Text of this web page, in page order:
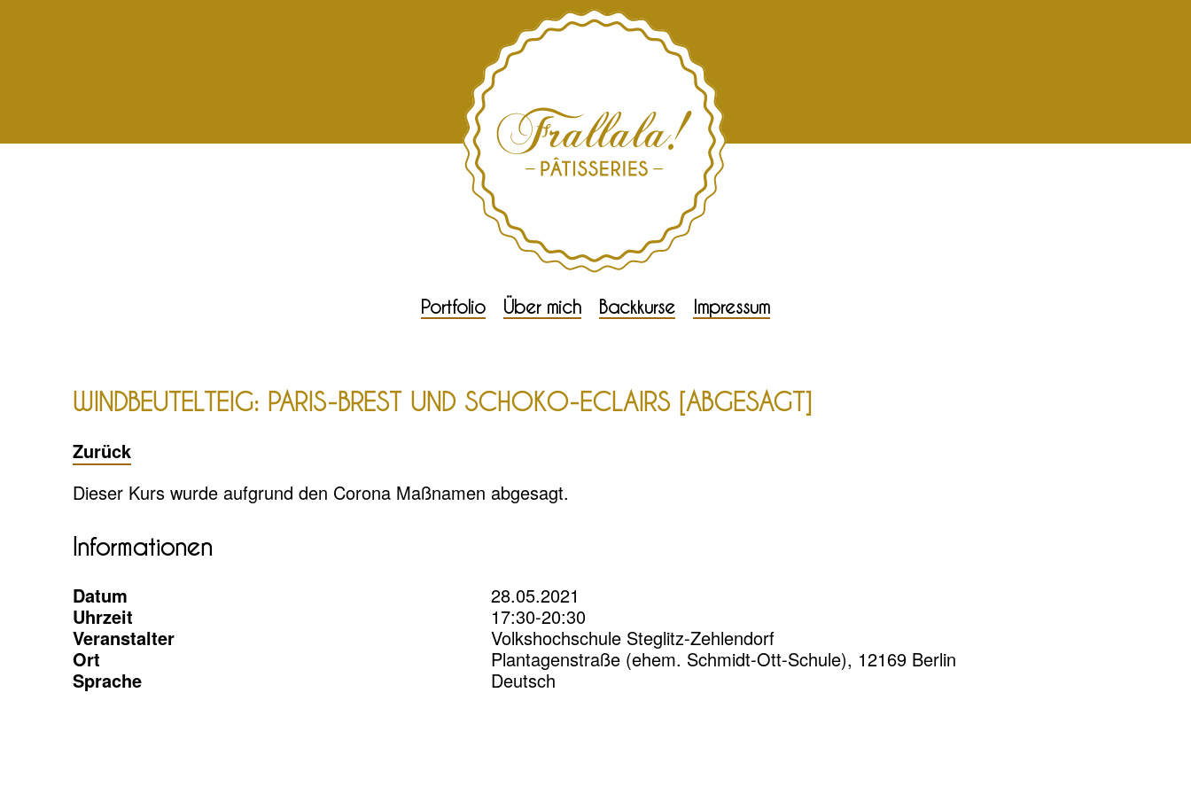
Portfolio Über mich Backkurse Impressum
WINDBEUTELTEIG: PARIS-BREST UND SCHOKO-ECLAIRS [ABGESAGT]
Zurück
Dieser Kurs wurde aufgrund den Corona Maßnamen abgesagt.
Informationen
Datum
28.05.2021
Uhrzeit
17:30-20:30
Veranstalter
Volkshochschule Steglitz-Zehlendorf
Ort
Plantagenstraße (ehem. Schmidt-Ott-Schule), 12169 Berlin
Sprache
Deutsch